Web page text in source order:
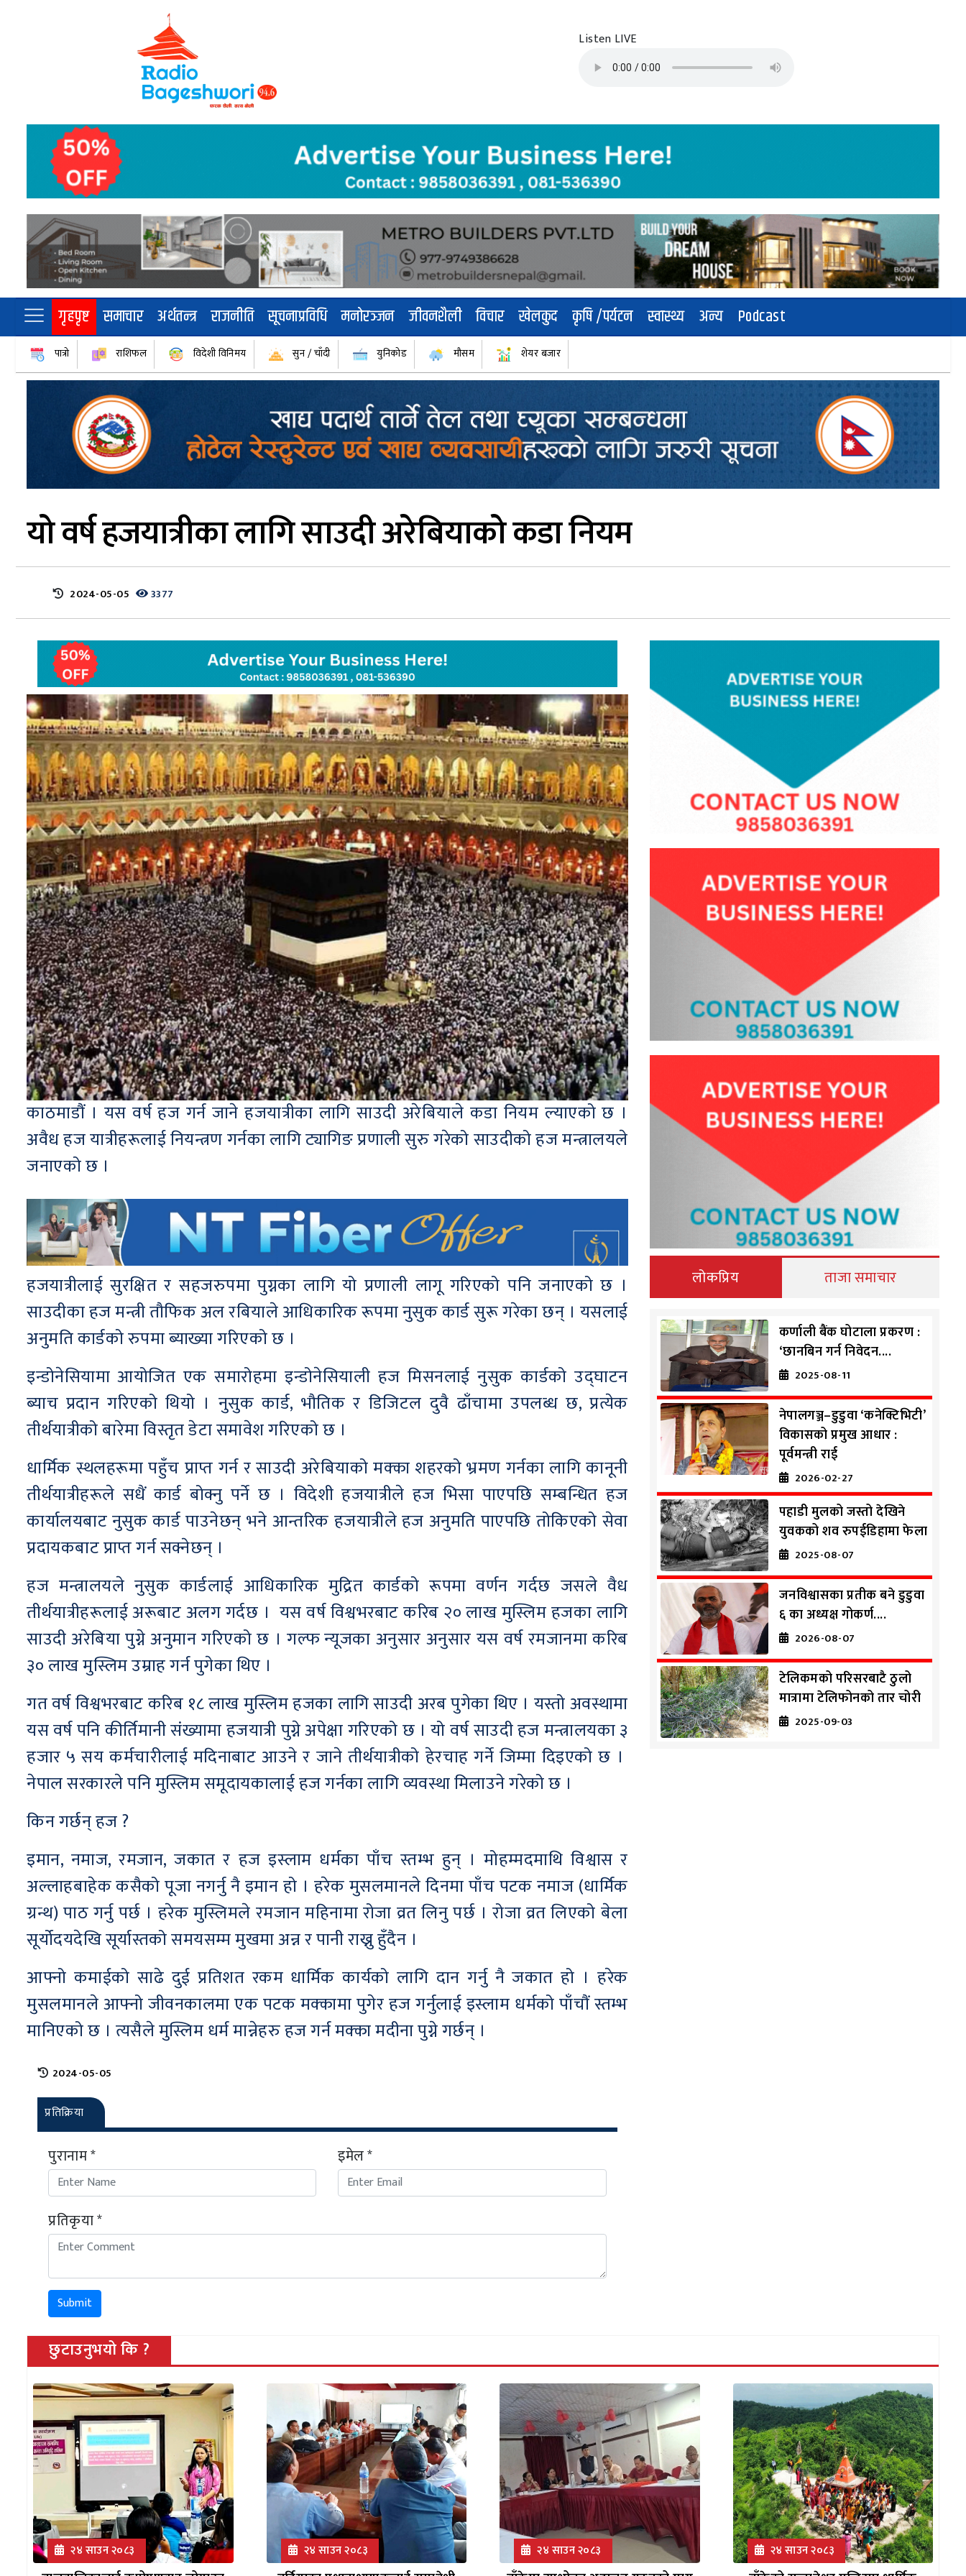
Listen LIVE
गृहपृष्ट समाचार अर्थतन्त्र राजनीति सूचनाप्रविधि मनोरञ्जन जीवनशैली विचार खेलकुद कृषि /पर्यटन स्वास्थ्य अन्य Podcast
पात्रो राशिफल विदेशी विनिमय सुन / चाँदी युनिकोड मौसम शेयर बजार
यो वर्ष हजयात्रीका लागि साउदी अरेबियाको कडा नियम
2024-05-05 3377
काठमाडौं । यस वर्ष हज गर्न जाने हजयात्रीका लागि साउदी अरेबियाले कडा नियम ल्याएको छ ।
अवैध हज यात्रीहरूलाई नियन्त्रण गर्नका लागि ट्यागिङ प्रणाली सुरु गरेको साउदीको हज मन्त्रालयले
जनाएको छ ।
हजयात्रीलाई सुरक्षित र सहजरुपमा पुग्नका लागि यो प्रणाली लागू गरिएको पनि जनाएको छ ।
साउदीका हज मन्त्री तौफिक अल रबियाले आधिकारिक रूपमा नुसुक कार्ड सुरू गरेका छन् । यसलाई
अनुमति कार्डको रुपमा ब्याख्या गरिएको छ ।
इन्डोनेसियामा आयोजित एक समारोहमा इन्डोनेसियाली हज मिसनलाई नुसुक कार्डको उद्घाटन
ब्याच प्रदान गरिएको थियो । नुसुक कार्ड, भौतिक र डिजिटल दुवै ढाँचामा उपलब्ध छ, प्रत्येक
तीर्थयात्रीको बारेमा विस्तृत डेटा समावेश गरिएको छ ।
धार्मिक स्थलहरूमा पहुँच प्राप्त गर्न र साउदी अरेबियाको मक्का शहरको भ्रमण गर्नका लागि कानूनी
तीर्थयात्रीहरूले सधैं कार्ड बोक्नु पर्ने छ । विदेशी हजयात्रीले हज भिसा पाएपछि सम्बन्धित हज
कार्यालयबाट नुसुक कार्ड पाउनेछन् भने आन्तरिक हजयात्रीले हज अनुमति पाएपछि तोकिएको सेवा
प्रदायकबाट प्राप्त गर्न सक्नेछन् ।
हज मन्त्रालयले नुसुक कार्डलाई आधिकारिक मुद्रित कार्डको रूपमा वर्णन गर्दछ जसले वैध
तीर्थयात्रीहरूलाई अरूबाट अलग गर्दछ । यस वर्ष विश्वभरबाट करिब २० लाख मुस्लिम हजका लागि
साउदी अरेबिया पुग्ने अनुमान गरिएको छ । गल्फ न्यूजका अनुसार अनुसार यस वर्ष रमजानमा करिब
३० लाख मुस्लिम उम्राह गर्न पुगेका थिए ।
गत वर्ष विश्वभरबाट करिब १८ लाख मुस्लिम हजका लागि साउदी अरब पुगेका थिए । यस्तो अवस्थामा
यस वर्ष पनि कीर्तिमानी संख्यामा हजयात्री पुग्ने अपेक्षा गरिएको छ । यो वर्ष साउदी हज मन्त्रालयका ३
हजार ५ सय कर्मचारीलाई मदिनाबाट आउने र जाने तीर्थयात्रीको हेरचाह गर्ने जिम्मा दिइएको छ ।
नेपाल सरकारले पनि मुस्लिम समूदायकालाई हज गर्नका लागि व्यवस्था मिलाउने गरेको छ ।
किन गर्छन् हज ?
इमान, नमाज, रमजान, जकात र हज इस्लाम धर्मका पाँच स्तम्भ हुन् । मोहम्मदमाथि विश्वास र
अल्लाहबाहेक कसैको पूजा नगर्नु नै इमान हो । हरेक मुसलमानले दिनमा पाँच पटक नमाज (धार्मिक
ग्रन्थ) पाठ गर्नु पर्छ । हरेक मुस्लिमले रमजान महिनामा रोजा व्रत लिनु पर्छ । रोजा व्रत लिएको बेला
सूर्योदयदेखि सूर्यास्तको समयसम्म मुखमा अन्न र पानी राख्नु हुँदैन ।
आफ्नो कमाईको साढे दुई प्रतिशत रकम धार्मिक कार्यको लागि दान गर्नु नै जकात हो । हरेक
मुसलमानले आफ्नो जीवनकालमा एक पटक मक्कामा पुगेर हज गर्नुलाई इस्लाम धर्मको पाँचौं स्तम्भ
मानिएको छ । त्यसैले मुस्लिम धर्म मान्नेहरु हज गर्न मक्का मदीना पुग्ने गर्छन् ।
2024-05-05
प्रतिक्रिया
पुरानाम * इमेल *
प्रतिकृया *
Submit
लोकप्रिय ताजा समाचार
कर्णाली बैंक घोटाला प्रकरण :
‘छानबिन गर्न निवेदन....
2025-08-11
नेपालगञ्ज–डुडुवा ‘कनेक्टिभिटी’
विकासको प्रमुख आधार :
पूर्वमन्त्री राई
2026-02-27
पहाडी मुलको जस्तो देखिने
युवकको शव रुपईडिहामा फेला
2025-08-07
जनविश्वासका प्रतीक बने डुडुवा
६ का अध्यक्ष गोकर्ण....
2026-08-07
टेलिकमको परिसरबाटै ठुलो
मात्रामा टेलिफोनको तार चोरी
2025-09-03
छुटाउनुभयो कि ?
२४ साउन २०८३ २४ साउन २०८३ २४ साउन २०८३ २४ साउन २०८३